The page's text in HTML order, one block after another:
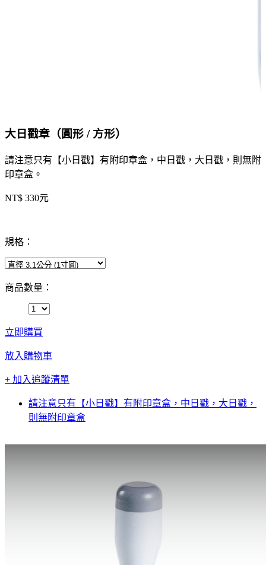
大日戳章（圓形 / 方形）
請注意只有【小日戳】有附印章盒，中日戳，大日戳，則無附
印章盒。
NT$ 330元
規格：
商品數量：
立即購買
放入購物車
+ 加入追蹤清單
請注意只有【小日戳】有附印章盒，中日戳，大日戳，
則無附印章盒